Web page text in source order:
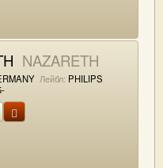
NAZARETH
Лейбл: PHILIPS